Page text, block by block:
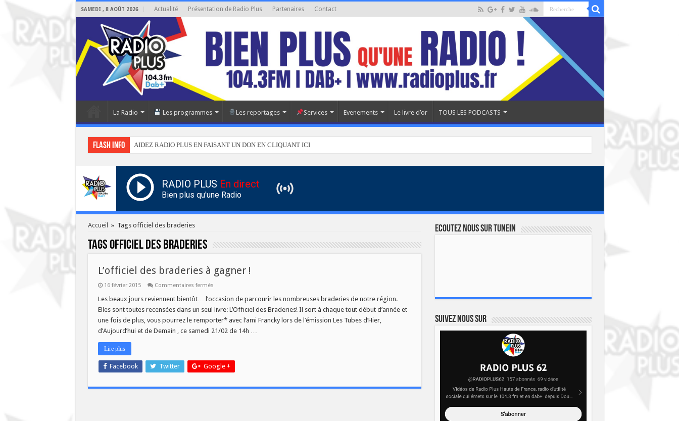
SAMEDI , 8 AOÛT 2026 Actualité Présentation de Radio Plus Partenaires Contact
La Radio Les programmes Les reportages Services Evenements Le livre d’or TOUS LES PODCASTS
Flash info AIDEZ RADIO PLUS EN FAISANT UN DON EN CLIQUANT ICI
RADIO PLUS En direct
Bien plus qu'une Radio
Accueil » Tags officiel des braderies
Tagsofficiel des braderies
L’officiel des braderies à gagner !
16 février 2015 Commentaires ferméssur
des
à
gagner
!
Les beaux jours reviennent bientôt… l’occasion de parcourir les nombreuses braderies de notre région.
Elles sont toutes recensées dans un seul livre: L’Officiel des Braderies! Il sort à chaque tout début d’année et
une fois de plus, vous pourrez le remporter* avec l’ami Francky lors de l’émission Les Tubes d’Hier,
d’Aujourd’hui et de Demain , ce samedi 21/02 de 14h …
Lire plus
Facebook Twitter Google +
Ecoutez nous sur TuneIn
Suivez nous sur